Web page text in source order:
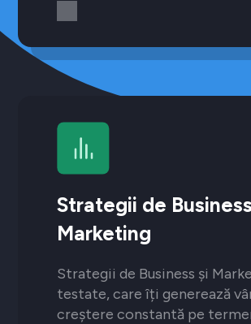
Strategii de
Marketing
Strategii de Business și
testate, care îți generează
creștere constantă pe